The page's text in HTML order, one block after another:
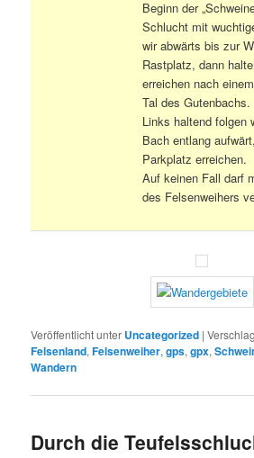
Beginn der
Schlucht mit
wir abwärts bis zur
Rastplatz, dann
erreichen nach
Tal des Gutenbachs.
Links haltend folgen
Bach entlang
Parkplatz erreichen.
Auf keinen Fall darf
des Felsenweihers
Veröffentlicht unter Uncategorized |
Felsenland,Felsenweiher,gps,gpx,
Wandern
Durch die